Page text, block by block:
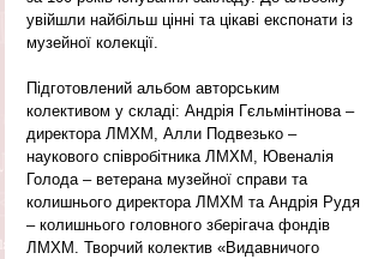
увійшли найбільш цінні та цікаві експонати із
музейної колекції.
Підготовлений альбом авторським
колективом у складі: Андрія Гєльмінтінова –
директора ЛМХМ, Алли Подвезько –
наукового співробітника ЛМХМ, Ювеналія
Голода – ветерана музейної справи та
колишнього директора ЛМХМ та Андрія Рудя
– колишнього головного зберігача фондів
ЛМХМ. Творчий колектив «Видавничого